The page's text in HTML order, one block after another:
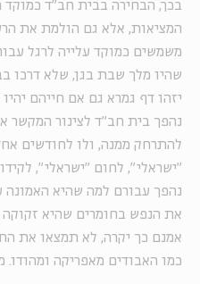
בכך, הבחירה בבית חב"ד
המציאות, אלא גם הולמת את
משמשים כמוקד עלייה לרגל
שהיו מלך שבת בגן, שלא דרכו
יזהו דף גמרא גם אם חייהם
נהפך בית חב"ד לצינור המקשר
להתרחק ממנה, ולו לחודשים
"ישראלי", לחום "ישראלי",
נהפך עבורם למה שהיא
את הנפש בחומרים שהיא
אמנם כך יקרה, לא תמצאו את
כמו האבודים מאפריקה